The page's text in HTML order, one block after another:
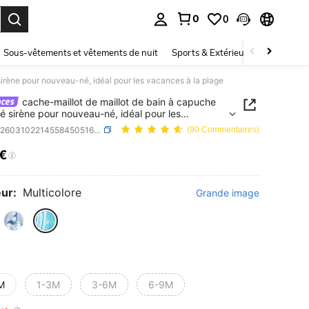
0 0
Sous-vêtements et vêtements de nuit Sports & Extérieur Enfants
pour nouveau-né, idéal pour les vacances à la plage
cache-maillot de maillot de bain à capuche
sirène pour nouveau-né, idéal pour les
à la plage
SKU: sa260310221455845051655 (90 Commentaires)
AND AVAILABILITY
Multicolore Grande image
1-3M 3-6M 6-9M